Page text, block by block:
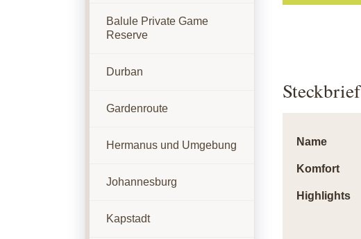
Steckbrief
Name
Komfort
Highlights
Balule Private Game
Reserve
Durban
Gardenroute
Hermanus und Umgebung
Johannesburg
Kapstadt